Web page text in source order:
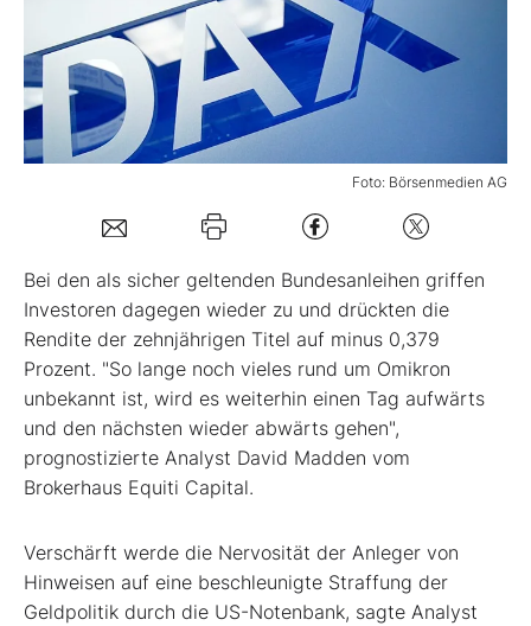
Mein B:O
Mein Konto
Folgen Sie uns
Kontakt
Foto: Börsenmedien AG
Bei den als sicher geltenden Bundesanleihen griffen
Investoren dagegen wieder zu und drückten die
Rendite der zehnjährigen Titel auf minus 0,379
Prozent. "So lange noch vieles rund um Omikron
unbekannt ist, wird es weiterhin einen Tag aufwärts
und den nächsten wieder abwärts gehen",
prognostizierte Analyst David Madden vom
Brokerhaus Equiti Capital.
Verschärft werde die Nervosität der Anleger von
Hinweisen auf eine beschleunigte Straffung der
Geldpolitik durch die US-Notenbank, sagte Analyst